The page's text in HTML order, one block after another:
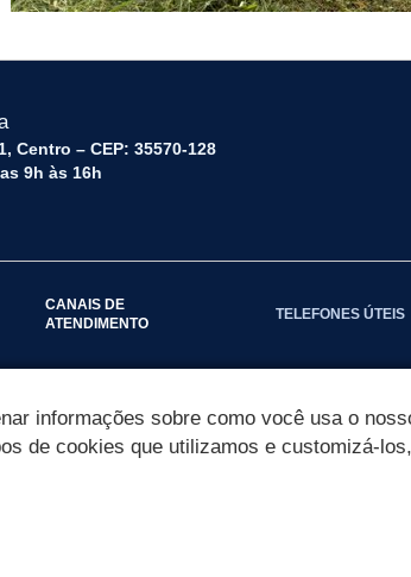
Centro – CEP: 35570-128
9h às 16h
CANAIS DE
ATENDIMENTO
TELEFONES ÚTEIS
informações sobre como você usa o
de cookies que utilizamos e customizá-